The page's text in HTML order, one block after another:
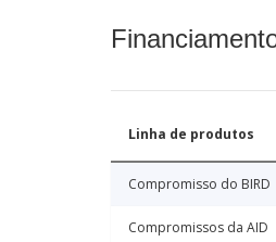
Linha de produtos
Compromisso do BIRD
Compromissos da AID